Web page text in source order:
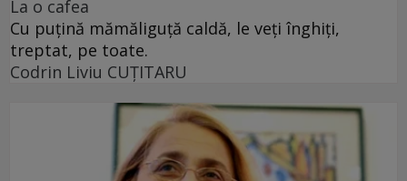
La o cafea
Cu puţină mămăliguţă caldă, le veţi înghiţi,
treptat, pe toate.
Codrin Liviu CUŢITARU